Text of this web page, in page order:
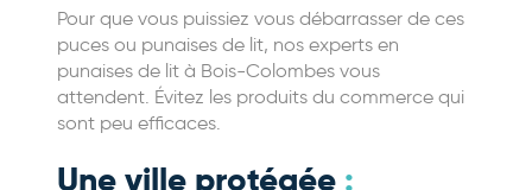
Pour que vous puissiez vous débarrasser de ces
puces ou punaises de lit, nos experts en
punaises de lit à Bois-Colombes vous
attendent. Évitez les produits du commerce qui
sont peu efficaces.
Une ville protégée :